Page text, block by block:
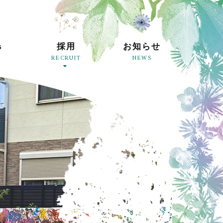
馬区に保育園、葛飾区で学童保育クラブを運営して
採用
RECRUIT
お知らせ
NEWS